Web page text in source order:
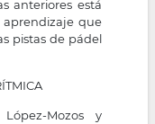
anteriores está
que
pistas de pádel
Mozos y